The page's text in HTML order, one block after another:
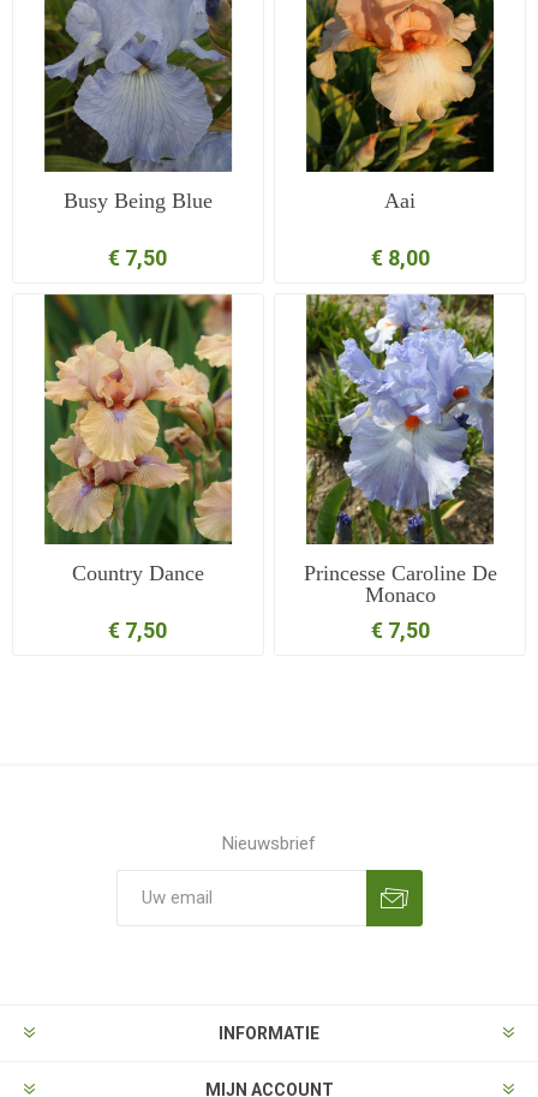
Busy Being Blue
€ 7,50
Aai
€ 8,00
Country Dance
€ 7,50
Princesse Caroline De
Monaco
€ 7,50
Nieuwsbrief
INFORMATIE
MIJN ACCOUNT